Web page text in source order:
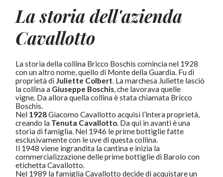
La storia dell'azienda
Cavallotto
La storia della collina Bricco Boschis comincia nel 1928
con un altro nome, quello di Monte della Guardia. Fu di
proprietà di Juliette Colbert. La marchesa Juliette lasciò
la collina a Giuseppe Boschis, che lavorava quelle
vigne. Da allora quella collina è stata chiamata Bricco
Boschis.
Nel 1928Giacomo Cavallotto acquisì l’intera proprietà,
creando la Tenuta Cavallotto. Da qui in avanti è una
storia di famiglia. Nel 1946 le prime bottiglie fatte
esclusivamente con le uve di questa collina.
Il 1948 viene ingrandita la cantina e inizia la
commercializzazione delle prime bottiglie di Barolo con
etichetta Cavallotto.
Nel 1989 la famiglia Cavallotto decide di acquistare un